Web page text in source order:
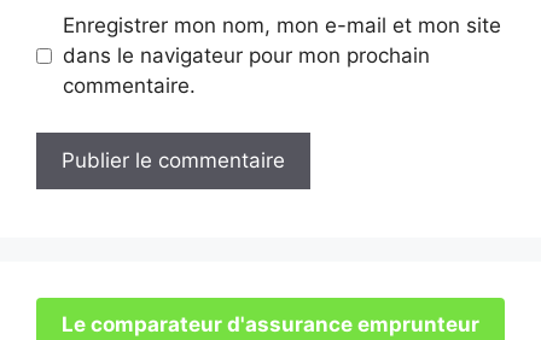
Enregistrer mon nom, mon e-mail et mon site
dans le navigateur pour mon prochain
commentaire.
Le comparateur d'assurance emprunteur